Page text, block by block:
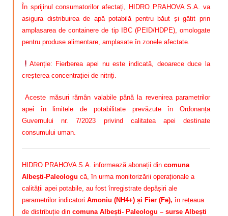
În sprijinul consumatorilor afectați, HIDRO PRAHOVA S.A. va
asigura distribuirea de apă potabilă pentru băut și gătit prin
amplasarea de containere de tip IBC (PEID/HDPE), omologate
pentru produse alimentare, amplasate în zonele afectate.
Atenție: Fierberea apei nu este indicată, deoarece duce la
creșterea concentrației de nitriți.
Aceste măsuri rămân valabile până la revenirea parametrilor
apei în limitele de potabilitate prevăzute în Ordonanța
Guvernului nr. 7/2023 privind calitatea apei destinate
consumului uman.
HIDRO PRAHOVA S.A. informează abonații din comuna
Albești-Paleologu că, în urma monitorizării operaționale a
calității apei potabile, au fost înregistrate depășiri ale
parametrilor indicatori Amoniu (NH4+) și Fier (Fe), în rețeaua
de distribuție din comuna Albești- Paleologu – surse Albești